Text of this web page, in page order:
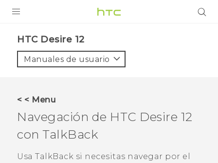
VIVE
VIVERSE
AYUDA
HTC Desire 12‎
Manuales de usuario
< < Menu
Navegación de HTC Desire 12
con TalkBack
Usa TalkBack si necesitas navegar por el